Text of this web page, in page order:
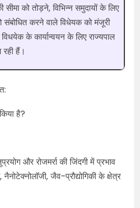
को तोड़ने, विभिन्न समुदायों के लिए
करने वाले विधेयक को मंजूरी
के कार्यान्वयन के लिए राज्यपाल
रही हैं।
है?
और रोजमर्रा की जिंदगी में प्रभाव
जैव-प्रौद्योगिकी के क्षेत्र